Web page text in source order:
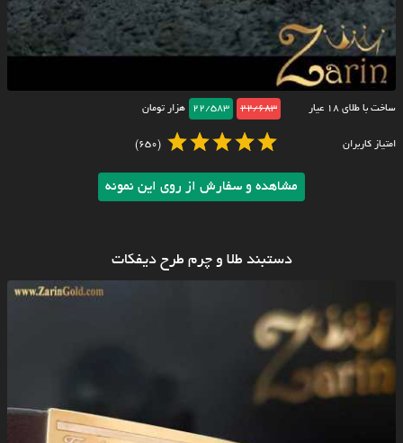
ساخت با طلای ۱۸ عیار 22/683
22/583 هزار تومان
امتیاز کاربران (650)
مشاهده و سفارش از روی این نمونه
دستبند طلا و چرم طرح دیفکات